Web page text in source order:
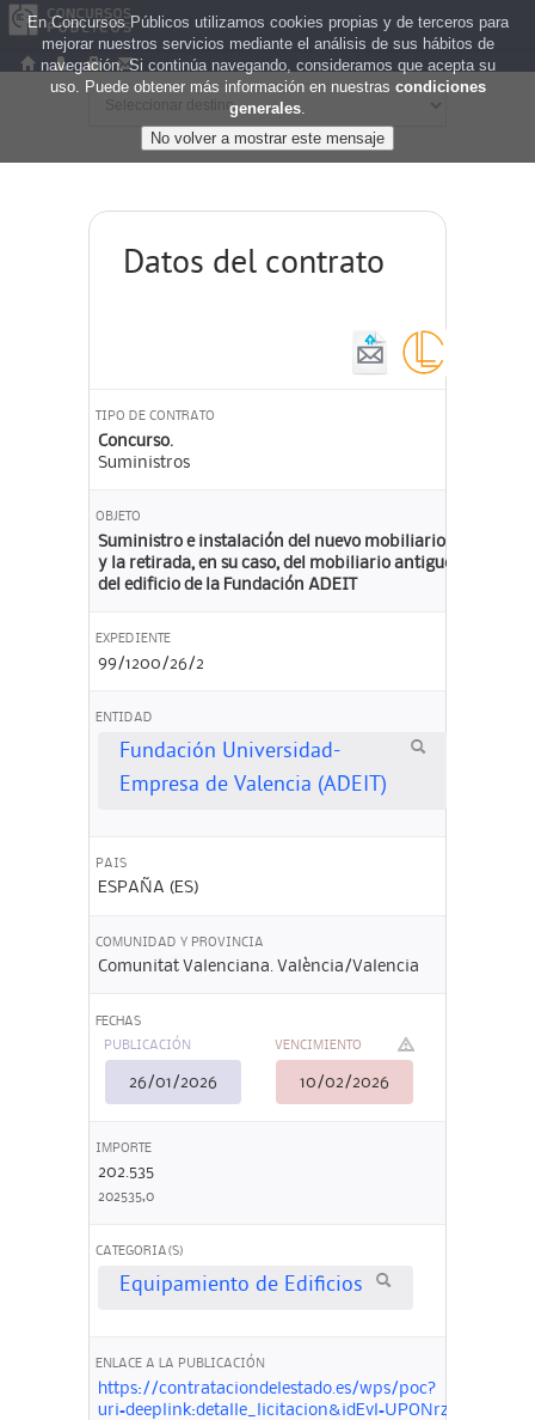
Datos del contrato
TIPO DE CONTRATO
Concurso.
Suministros
OBJETO
Suministro e instalación del nuevo mobiliario
y la retirada, en su caso, del mobiliario antiguo
del edificio de la Fundación ADEIT
EXPEDIENTE
99/1200/26/2
ENTIDAD
Fundación Universidad-
Empresa de Valencia (ADEIT)
PAIS
ESPAÑA (ES)
COMUNIDAD Y PROVINCIA
Comunitat Valenciana. València/Valencia
FECHAS
PUBLICACIÓN
26/01/2026
VENCIMIENTO
10/02/2026
IMPORTE
202.535
202535,0
CATEGORIA(S)
Equipamiento de Edificios
ENLACE A LA PUBLICACIÓN
https://contrataciondelestado.es/wps/poc?
En Concursos Públicos utilizamos cookies propias y de terceros para
mejorar nuestros servicios mediante el análisis de sus hábitos de
navegación. Si continúa navegando, consideramos que acepta su
uso. Puede obtener más información en nuestras condiciones
generales.